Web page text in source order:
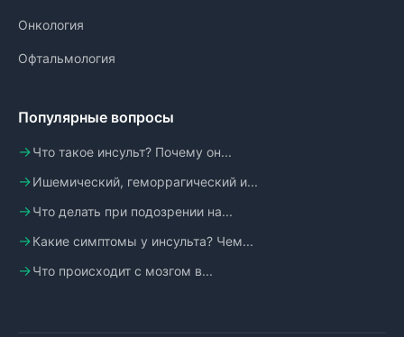
Онкология
Офтальмология
Популярные вопросы
Что такое инсульт? Почему он...
Ишемический, геморрагический и...
Что делать при подозрении на...
Какие симптомы у инсульта? Чем...
Что происходит с мозгом в...